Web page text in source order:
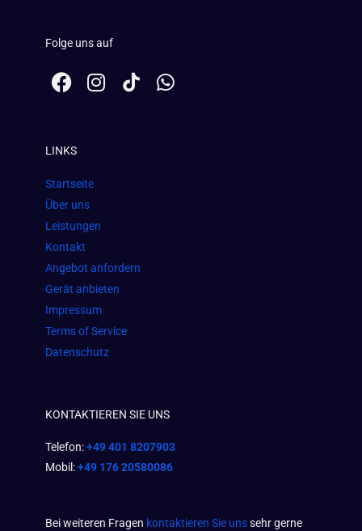
Folge uns auf
F
a
b
o
o
k
I
n
m
W
h
LINKS
Startseite
Über uns
Leistungen
Kontakt
Angebot anfordern
Gerät anbieten
Impressum
Terms of Service
Datenschutz
KONTAKTIEREN SIE UNS
Telefon:+49 401 8207903
Mobil:+49 176 20580086
Bei weiteren Fragen kontaktieren Sie unssehr gerne